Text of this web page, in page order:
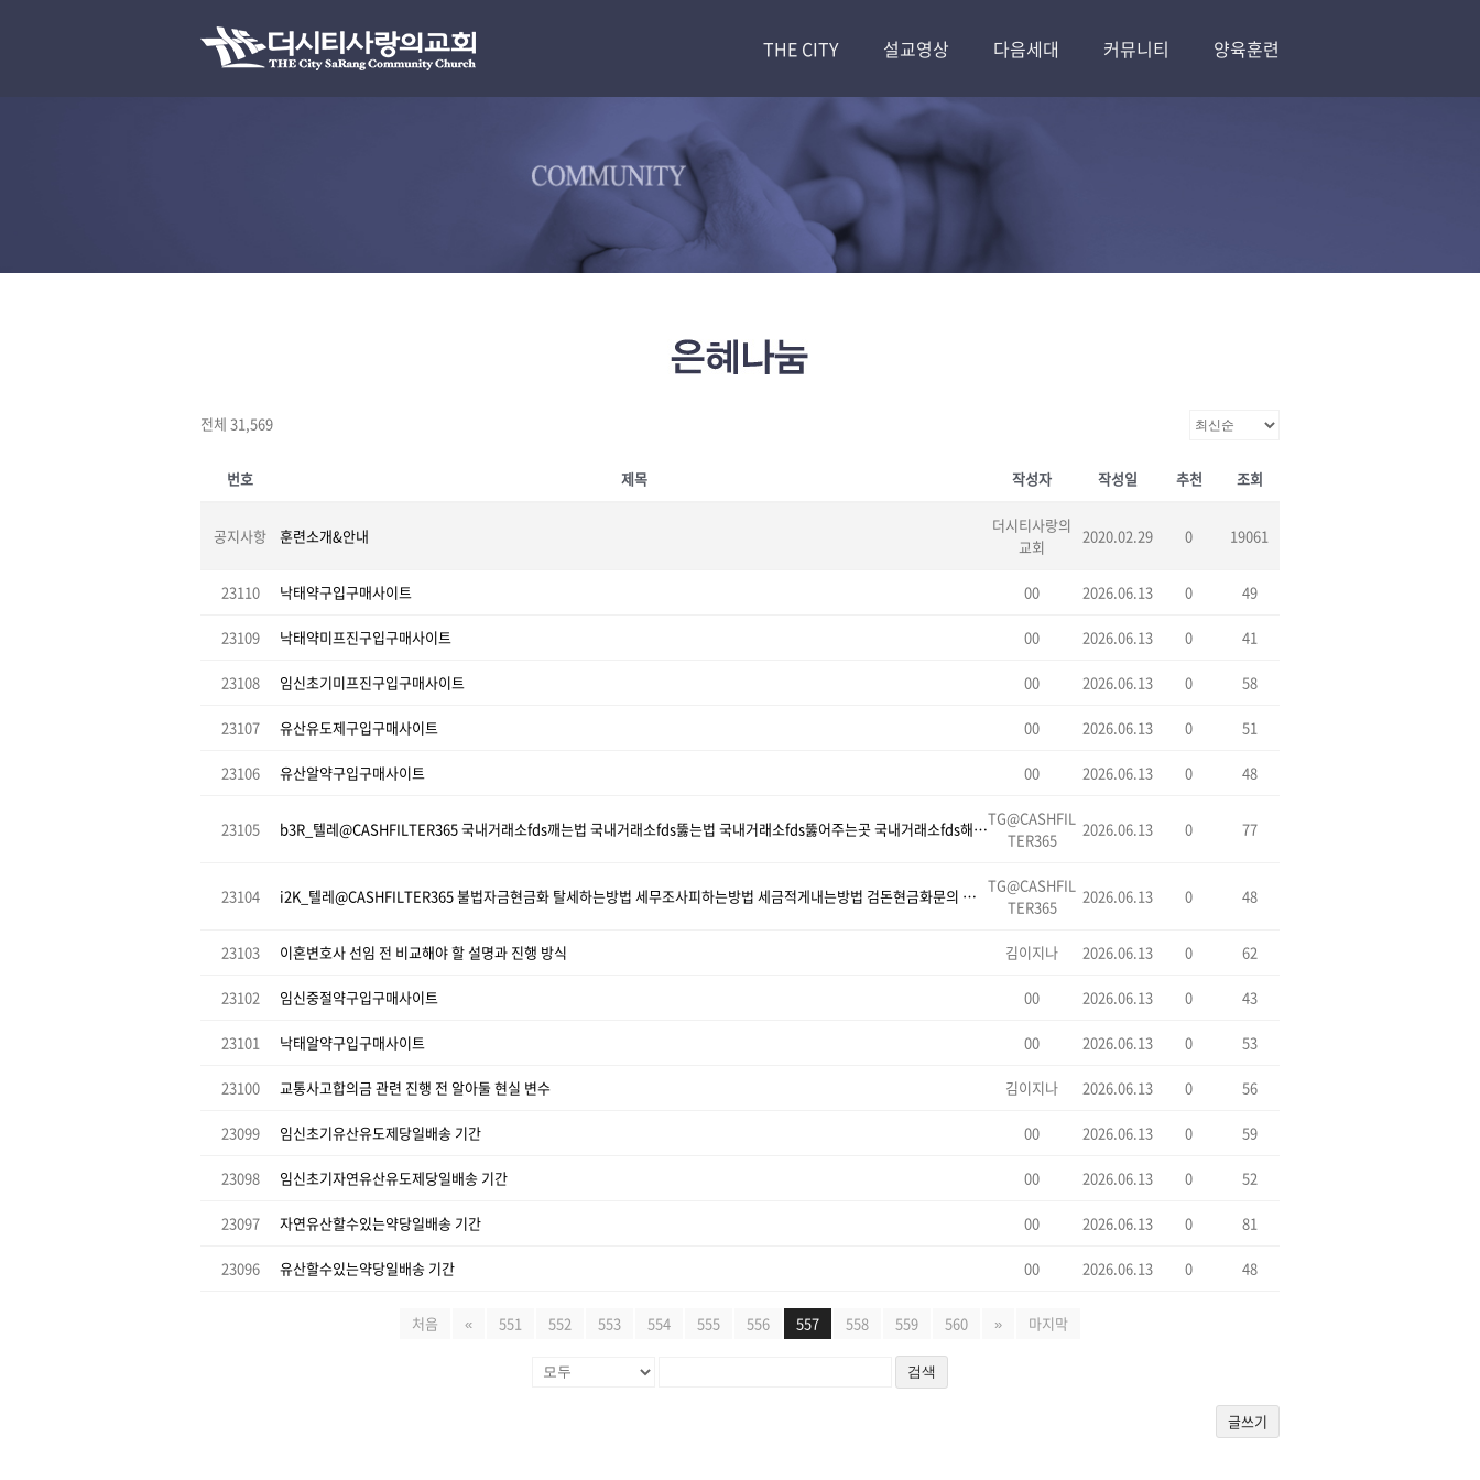
THE CITY 설교영상 다음세대 커뮤니티 양육훈련
전체 31,569
번호 제목 작성자 작성일 추천 조회
공지사항 훈련소개&안내
더시티사랑의
교회
2020.02.29 0 19061
23110 낙태약구입구매사이트 00 2026.06.13 0 49
23109 낙태약미프진구입구매사이트 00 2026.06.13 0 41
23108 임신초기미프진구입구매사이트 00 2026.06.13 0 58
23107 유산유도제구입구매사이트 00 2026.06.13 0 51
23106 유산알약구입구매사이트 00 2026.06.13 0 48
23105 b3R_텔레@CASHFILTER365 국내거래소fds깨는법 국내거래소fds뚫는법 국내거래소fds뚫어주는곳 국내거래소fds해결방법 국내거래소fds해결업체_t5A
TG@CASHFIL
TER365
2026.06.13 0 77
23104 i2K_텔레@CASHFILTER365 불법자금현금화 탈세하는방법 세무조사피하는방법 세금적게내는방법 검돈현금화문의 코인믹싱 코인추적피하는방법_c2O
TG@CASHFIL
TER365
2026.06.13 0 48
23103 이혼변호사 선임 전 비교해야 할 설명과 진행 방식 김이지나 2026.06.13 0 62
23102 임신중절약구입구매사이트 00 2026.06.13 0 43
23101 낙태알약구입구매사이트 00 2026.06.13 0 53
23100 교통사고합의금 관련 진행 전 알아둘 현실 변수 김이지나 2026.06.13 0 56
23099 임신초기유산유도제당일배송 기간 00 2026.06.13 0 59
23098 임신초기자연유산유도제당일배송 기간 00 2026.06.13 0 52
23097 자연유산할수있는약당일배송 기간 00 2026.06.13 0 81
23096 유산할수있는약당일배송 기간 00 2026.06.13 0 48
처음 « 551 552 553 554 555 556 557 558 559 560 » 마지막
검색
글쓰기